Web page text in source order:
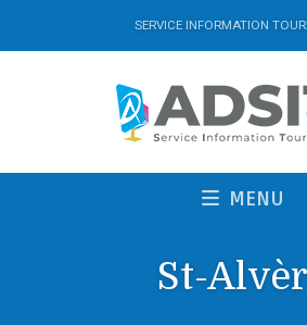
SERVICE INFORMATION
MENU
St-